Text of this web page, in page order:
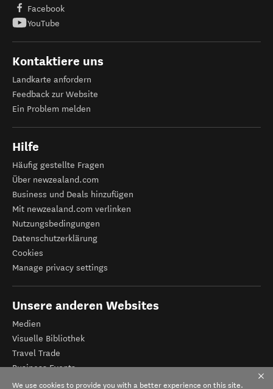
Facebook
YouTube
Kontaktiere uns
Landkarte anfordern
Feedback zur Website
Ein Problem melden
Hilfe
Häufig gestellte Fragen
Über newzealand.com
Business und Deals hinzufügen
Mit newzealand.com verlinken
Nutzungsbedingungen
Datenschutzerklärung
Cookies
Manage privacy settings
Unsere anderen Websites
Medien
Visuelle Bibliothek
Travel Trade
Business Events
Tourismus Neuseeland
We use cookies to provide you with a better experience on this site.